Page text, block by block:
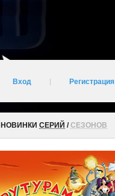
Вход Регистрация
НОВИНКИ СЕРИЙ /СЕЗОНОВ